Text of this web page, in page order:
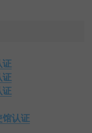
证
证
证
馆认证